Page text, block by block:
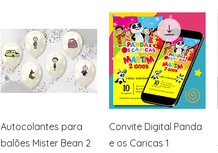
Visualização rápida
Autocolantes para
balões Mister Bean 2
Visualização rápida
Convite Digital Panda
e os Caricas 1